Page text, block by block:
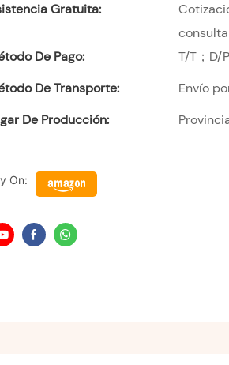
Gratuita:
De Pago:
T/T；D/
De Transporte:
Envío
De Producción:
On: